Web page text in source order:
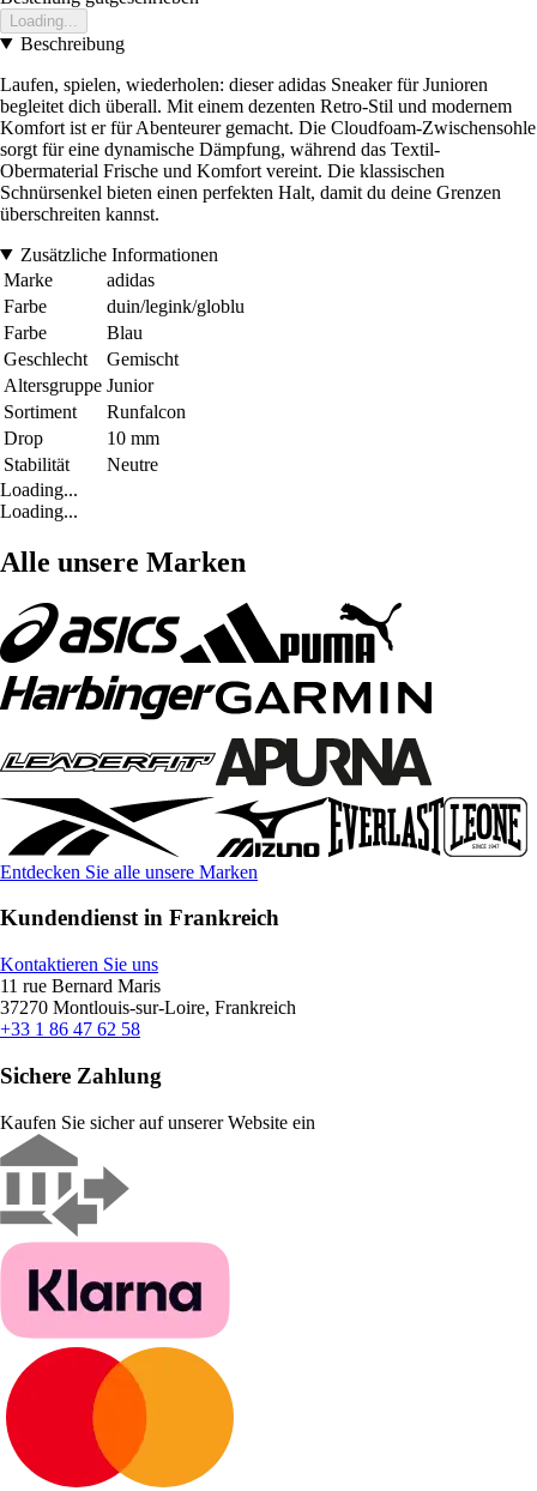
Loading...
Beschreibung
Laufen, spielen, wiederholen: dieser adidas Sneaker für Junioren
begleitet dich überall. Mit einem dezenten Retro-Stil und modernem
Komfort ist er für Abenteurer gemacht. Die Cloudfoam-Zwischensohle
sorgt für eine dynamische Dämpfung, während das Textil-
Obermaterial Frische und Komfort vereint. Die klassischen
Schnürsenkel bieten einen perfekten Halt, damit du deine Grenzen
überschreiten kannst.
Zusätzliche Informationen
Marke
adidas
Farbe
duin/legink/globlu
Farbe
Blau
Geschlecht
Gemischt
Altersgruppe Junior
Sortiment
Runfalcon
Drop
10 mm
Stabilität
Neutre
Loading...
Loading...
Alle unsere Marken
Entdecken Sie alle unsere Marken
Kundendienst in Frankreich
Kontaktieren Sie uns
11 rue Bernard Maris
37270 Montlouis-sur-Loire, Frankreich
+33 1 86 47 62 58
Sichere Zahlung
Kaufen Sie sicher auf unserer Website ein